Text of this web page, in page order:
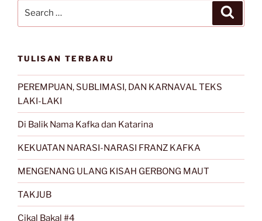
TULISAN TERBARU
PEREMPUAN, SUBLIMASI, DAN KARNAVAL TEKS
LAKI-LAKI
Di Balik Nama Kafka dan Katarina
KEKUATAN NARASI-NARASI FRANZ KAFKA
MENGENANG ULANG KISAH GERBONG MAUT
TAKJUB
Cikal Bakal #4